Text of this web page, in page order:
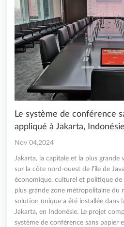
Le système de conférence
appliqué à Jakarta, Indonésie
Nov 04,2024
Jakarta, la capitale et la plus grande
sur la côte nord-ouest de l'île de
économique, culturel et politique de
plus grande zone métropolitaine du
solution unique a été installée dans
Jakarta, en Indonésie. Le projet
système de conférence sans papier